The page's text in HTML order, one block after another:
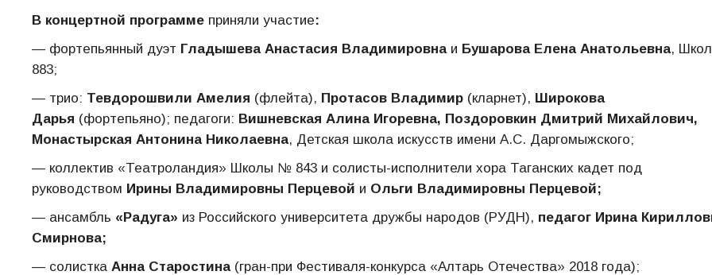
В концертной программе приняли участие:
— фортепьянный дуэт Гладышева Анастасия Владимировнаи Бушарова Елена Анатольевна,
883;
— трио: Тевдорошвили Амелия (флейта), Протасов Владимир (кларнет), Широкова
Дарья (фортепьяно); педагоги: Вишневская Алина Игоревна, Поздоровкин Дмитрий Михайлович,
Монастырская Антонина Николаевна, Детская школа искусств имени А.С. Даргомыжского;
— коллектив «Театроландия» Школы № 843 и солисты-исполнители хора Таганских кадет под
руководством Ирины Владимировны Перцевой и Ольги Владимировны Перцевой;
— ансамбль «Радуга» из Российского университета дружбы народов (РУДН), педагог Ирина
Смирнова;
— солистка Анна Старостина(гран-при Фестиваля-конкурса «Алтарь Отечества» 2018 года);